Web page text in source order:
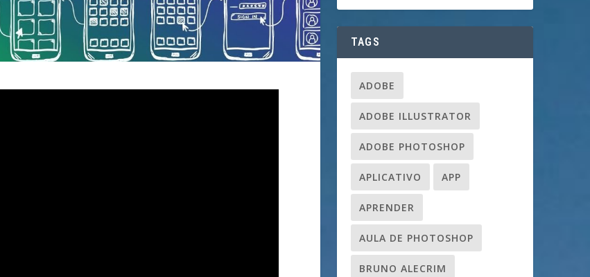
TAGS
ADOBE
ADOBE ILLUSTRATOR
ADOBE PHOTOSHOP
APLICATIVO APP
APRENDER
AULA DE PHOTOSHOP
BRUNO ALECRIM